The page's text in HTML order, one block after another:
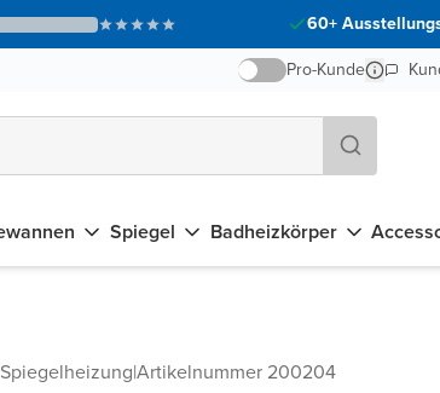
60+
Pro-Kunde
Spiegel Badheizkörper
|Artikelnummer 200204